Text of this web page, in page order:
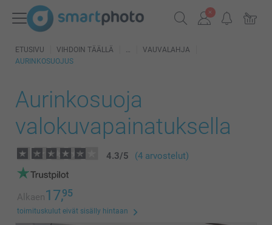
ETUSIVU VIHDOIN TÄÄLLÄ
VAUVALAHJA
AURINKOSUOJUS
Aurinkosuoja
valokuvapainatuksella
4.3/5 (4 arvostelut)
Alkaen17,95
toimituskulut eivät sisälly hintaan